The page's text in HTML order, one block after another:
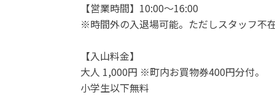
【営業時間】10:00～16:00
※時間外の入退場可能。ただしスタッフ不
【入山料金】
大人 1,000円 ※町内お買物券400円分付。
小学生以下無料